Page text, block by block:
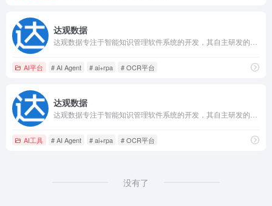
达观数据
AI平台 # AI Agent # ai+rpa # OCR平台
达观数据
AI工具 # AI Agent # ai+rpa # OCR平台
没有了